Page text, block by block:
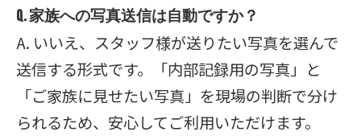
Q. 家族への写真送信は自動ですか？
A. いいえ、スタッフ様が送りたい写真を選んで
送信する形式です。「内部記録用の写真」と
「ご家族に見せたい写真」を現場の判断で分け
られるため、安心してご利用いただけます。